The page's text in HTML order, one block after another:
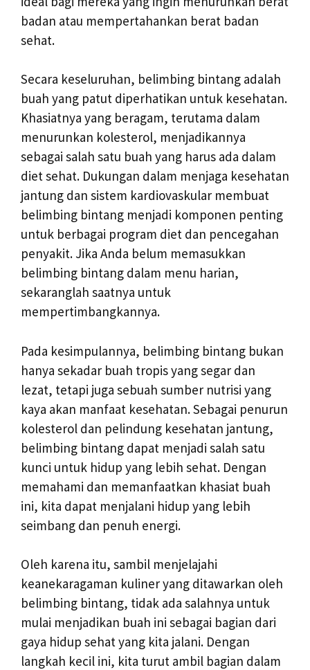
badan atau mempertahankan berat badan
sehat.
Secara keseluruhan, belimbing bintang adalah
buah yang patut diperhatikan untuk kesehatan.
Khasiatnya yang beragam, terutama dalam
menurunkan kolesterol, menjadikannya
sebagai salah satu buah yang harus ada dalam
diet sehat. Dukungan dalam menjaga kesehatan
jantung dan sistem kardiovaskular membuat
belimbing bintang menjadi komponen penting
untuk berbagai program diet dan pencegahan
penyakit. Jika Anda belum memasukkan
belimbing bintang dalam menu harian,
sekaranglah saatnya untuk
mempertimbangkannya.
Pada kesimpulannya, belimbing bintang bukan
hanya sekadar buah tropis yang segar dan
lezat, tetapi juga sebuah sumber nutrisi yang
kaya akan manfaat kesehatan. Sebagai penurun
kolesterol dan pelindung kesehatan jantung,
belimbing bintang dapat menjadi salah satu
kunci untuk hidup yang lebih sehat. Dengan
memahami dan memanfaatkan khasiat buah
ini, kita dapat menjalani hidup yang lebih
seimbang dan penuh energi.
Oleh karena itu, sambil menjelajahi
keanekaragaman kuliner yang ditawarkan oleh
belimbing bintang, tidak ada salahnya untuk
mulai menjadikan buah ini sebagai bagian dari
gaya hidup sehat yang kita jalani. Dengan
langkah kecil ini, kita turut ambil bagian dalam